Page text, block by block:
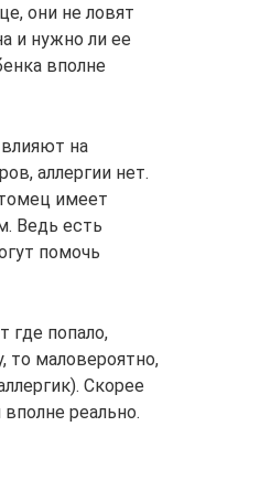
они не ловят
и нужно ли ее
вполне
на
аллергии нет.
имеет
Ведь есть
помочь
где попало,
то маловероятно,
Скорее
реально.